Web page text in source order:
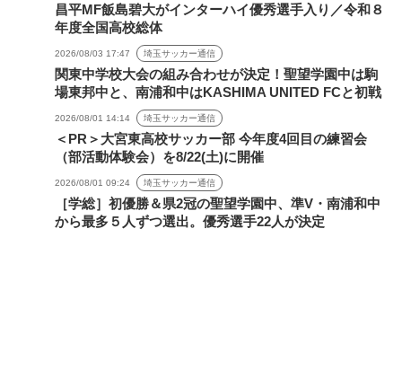
昌平MF飯島碧大がインターハイ優秀選手入り／令和８
年度全国高校総体
2026/08/03 17:47 埼玉サッカー通信
関東中学校大会の組み合わせが決定！聖望学園中は駒
場東邦中と、南浦和中はKASHIMA UNITED FCと初戦
2026/08/01 14:14 埼玉サッカー通信
＜PR＞大宮東高校サッカー部 今年度4回目の練習会
（部活動体験会）を8/22(土)に開催
2026/08/01 09:24 埼玉サッカー通信
［学総］初優勝＆県2冠の聖望学園中、準V・南浦和中
から最多５人ずつ選出。優秀選手22人が決定